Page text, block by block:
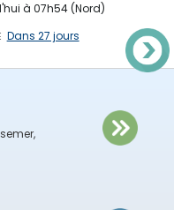
à 07h54 (Nord)
Dans 27 jours
semer,